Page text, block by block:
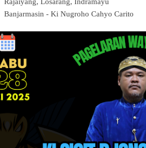
Rajaiyang, Losarang, Indramayu
Banjarmasin - Ki Nugroho Cahyo Carito